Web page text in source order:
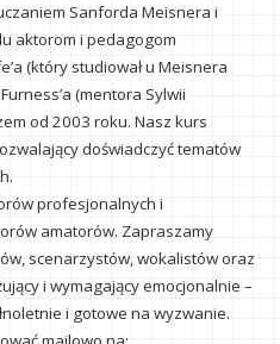
Sanforda Meisnera i
aktorom i pedagogom
(który studiował u Meisnera
(mentora Sylwii
od 2003 roku. Nasz kurs
doświadczyć tematów
profesjonalnych i
amatorów. Zapraszamy
scenarzystów, wokalistów oraz
i wymagający emocjonalnie –
i gotowe na wyzwanie.